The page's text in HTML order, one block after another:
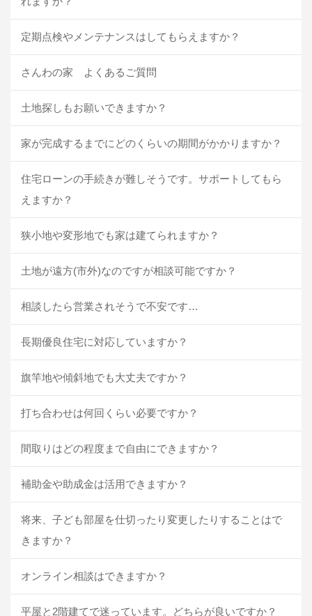
定期点検やメンテナンスはしてもらえますか？
さんわの家 よくあるご質問
土地探しもお願いできますか？
家が完成するまでにどのくらいの期間がかかりますか？
住宅ローンの手続きが難しそうです。サポートしてもら
えますか？
狭小地や変形地でも家は建てられますか？
土地が遠方(市外)なのですが相談可能ですか？
相談したら営業されそうで不安です…
長期優良住宅に対応していますか？
旗竿地や傾斜地でも大丈夫ですか？
打ち合わせは何回くらい必要ですか？
間取りはどの程度まで自由にできますか？
補助金や助成金は活用できますか？
将来、子ども部屋を仕切ったり変更したりすることはで
きますか？
オンライン相談はできますか？
平屋と2階建てで迷っています。どちらが良いですか？